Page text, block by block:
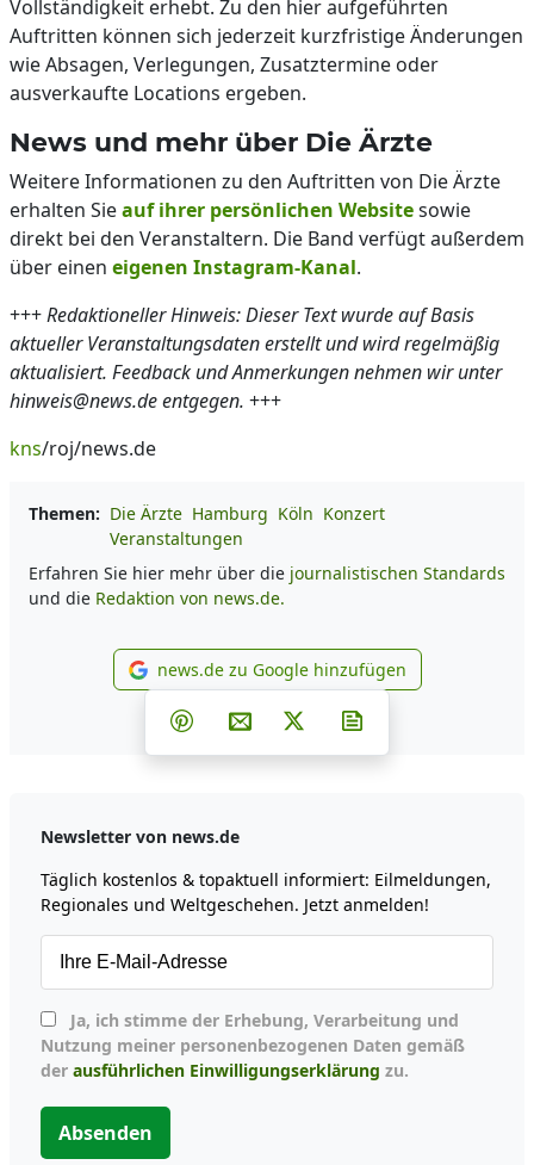
Vollständigkeit erhebt. Zu den hier aufgeführten
Auftritten können sich jederzeit kurzfristige Änderungen
wie Absagen, Verlegungen, Zusatztermine oder
ausverkaufte Locations ergeben.
News und mehr über Die Ärzte
Weitere Informationen zu den Auftritten von Die Ärzte
erhalten Sieauf ihrer persönlichen Websitesowie
direkt bei den Veranstaltern. Die Band verfügt außerdem
über einen eigenen Instagram-Kanal.
+++Redaktioneller Hinweis: Dieser Text wurde auf Basis
aktueller Veranstaltungsdaten erstellt und wird regelmäßig
aktualisiert. Feedback und Anmerkungen nehmen wir unter
hinweis@news.de entgegen. +++
kns/roj/news.de
Themen: Die Ärzte Hamburg Köln Konzert
Veranstaltungen
Erfahren Sie hier mehr über die journalistischen Standards
und die Redaktion von news.de.
news.de zu Google
news.de zu Google hinzufügen
Teilen auf Facebook
Teilen auf Whatsapp
Teilen auf Telegram
Teilen auf Pinterest
Per E-Mail teilen
Post auf X
Newsletter von news.de
Täglich kostenlos & topaktuell informiert: Eilmeldungen,
Regionales und Weltgeschehen. Jetzt anmelden!
Nutzung meiner personenbezogenen Daten gemäß
der ausführlichen Einwilligungserklärung zu.
Absenden